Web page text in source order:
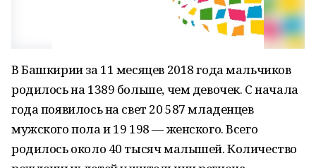
В Башкирии за 11 месяцев 2018 года мальчиков
родилось на 1389 больше, чем девочек. С начала
года появилось на свет 20 587 младенцев
мужского пола и 19 198 — женского. Всего
родилось около 40 тысяч малышей. Количество